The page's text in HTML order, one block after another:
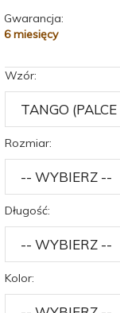
Gwarancja:
6 miesięcy
Wzór:
Rozmiar:
Długość:
Kolor: